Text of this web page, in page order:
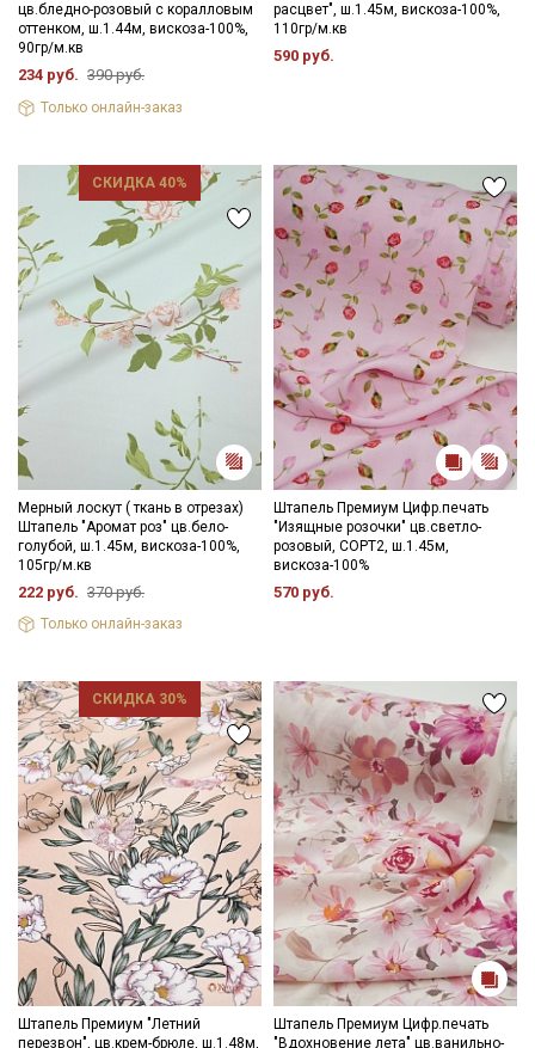
цв.бледно-розовый с коралловым
оттенком, ш.1.44м, вискоза-100%,
90гр/м.кв
234 руб. 390 руб.
Только онлайн-заказ
расцвет", ш.1.45м, вискоза-100%,
110гр/м.кв
590 руб.
СКИДКА 40%
Мерный лоскут ( ткань в отрезах)
Штапель "Аромат роз" цв.бело-
голубой, ш.1.45м, вискоза-100%,
105гр/м.кв
222 руб. 370 руб.
Только онлайн-заказ
Штапель Премиум Цифр.печать
"Изящные розочки" цв.светло-
розовый, СОРТ2, ш.1.45м,
вискоза-100%
570 руб.
СКИДКА 30%
Штапель Премиум "Летний
перезвон", цв.крем-брюле, ш.1.48м,
Штапель Премиум Цифр.печать
"Вдохновение лета" цв.ванильно-
Подписаться
Ознакомлен(а) с
ДаюСогласие на получение рекламных и
информационных рассылок